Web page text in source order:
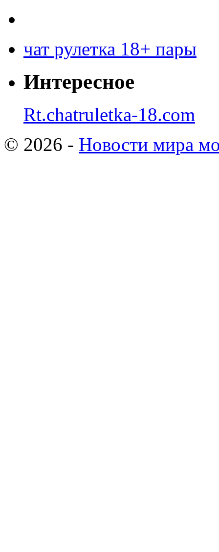
чат рулетка 18+ пары
Интересное
Rt.chatruletka-18.com
© 2026 - Новости мира